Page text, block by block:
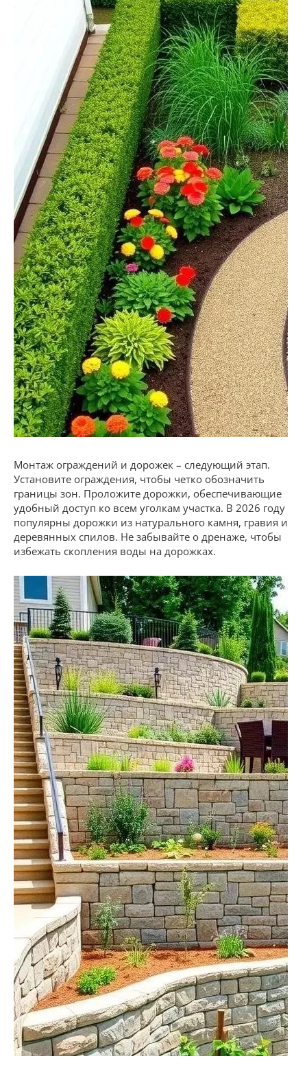
Монтаж ограждений и дорожек – следующий этап.
Установите ограждения, чтобы четко обозначить
границы зон. Проложите дорожки, обеспечивающие
удобный доступ ко всем уголкам участка. В 2026 году
популярны дорожки из натурального камня, гравия и
деревянных спилов. Не забывайте о дренаже, чтобы
избежать скопления воды на дорожках.